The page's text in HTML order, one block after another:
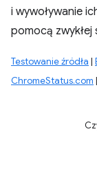
i wywoływanie
pomocą zwykłej
Testowanie źródła |
ChromeStatus.com |